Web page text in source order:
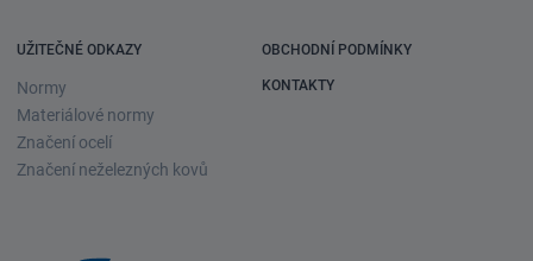
UŽITEČNÉ ODKAZY
Normy
Materiálové normy
Značení ocelí
Značení neželezných kovů
OBCHODNÍ PODMÍNKY
KONTAKTY